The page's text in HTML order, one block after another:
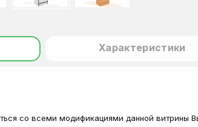
Характеристики
со всеми модификациями данной витрины